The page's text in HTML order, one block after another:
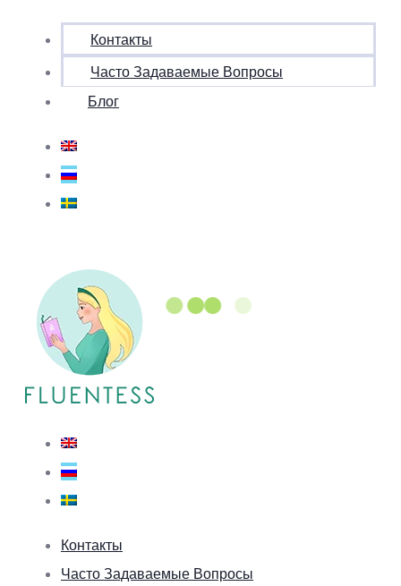
Контакты
Часто Задаваемые Вопросы
Блог
Контакты
Часто Задаваемые Вопросы